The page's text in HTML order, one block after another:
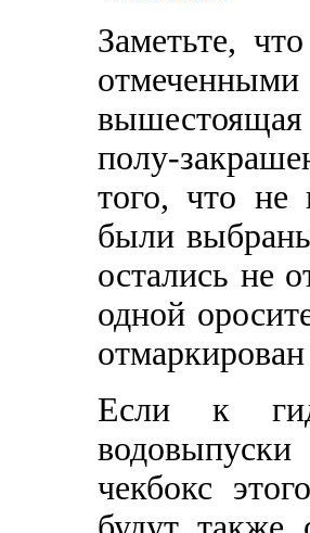
Заметьте,
полу-
того, что не
были
остались не
одной
Если к
чекбокс